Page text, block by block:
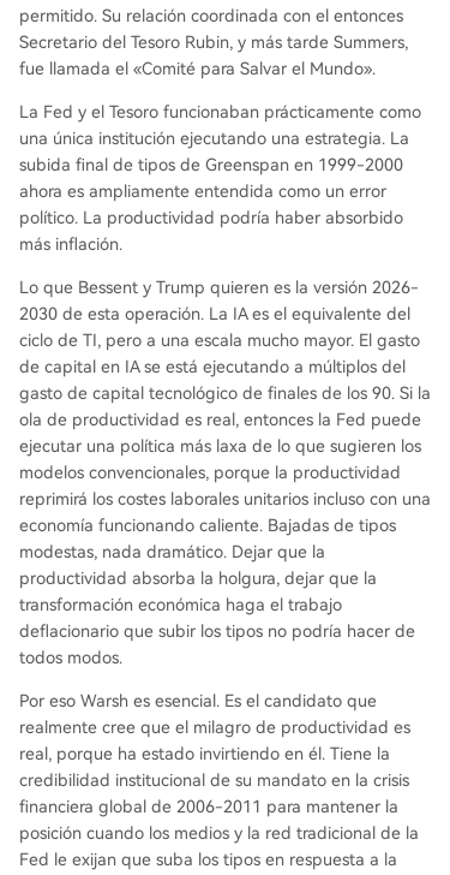
permitido. Su relación coordinada con el entonces
Secretario del Tesoro Rubin, y más tarde Summers,
fue llamada el «Comité para Salvar el Mundo».
La Fed y el Tesoro funcionaban prácticamente como
una única institución ejecutando una estrategia. La
subida final de tipos de Greenspan en 1999-2000
ahora es ampliamente entendida como un error
político. La productividad podría haber absorbido
más inflación.
Lo que Bessent y Trump quieren es la versión 2026-
2030 de esta operación. La IA es el equivalente del
ciclo de TI, pero a una escala mucho mayor. El gasto
de capital en IA se está ejecutando a múltiplos del
gasto de capital tecnológico de finales de los 90. Si la
ola de productividad es real, entonces la Fed puede
ejecutar una política más laxa de lo que sugieren los
modelos convencionales, porque la productividad
reprimirá los costes laborales unitarios incluso con una
economía funcionando caliente. Bajadas de tipos
modestas, nada dramático. Dejar que la
productividad absorba la holgura, dejar que la
transformación económica haga el trabajo
deflacionario que subir los tipos no podría hacer de
todos modos.
Por eso Warsh es esencial. Es el candidato que
realmente cree que el milagro de productividad es
real, porque ha estado invirtiendo en él. Tiene la
credibilidad institucional de su mandato en la crisis
financiera global de 2006-2011 para mantener la
posición cuando los medios y la red tradicional de la
Fed le exijan que suba los tipos en respuesta a la